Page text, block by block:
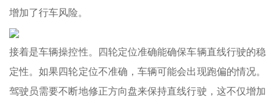
增加了行车风险。
接着是车辆操控性。四轮定位准确能确保车辆直线行驶的稳
定性。如果四轮定位不准确，车辆可能会出现跑偏的情况。
驾驶员需要不断地修正方向盘来保持直线行驶，这不仅增加